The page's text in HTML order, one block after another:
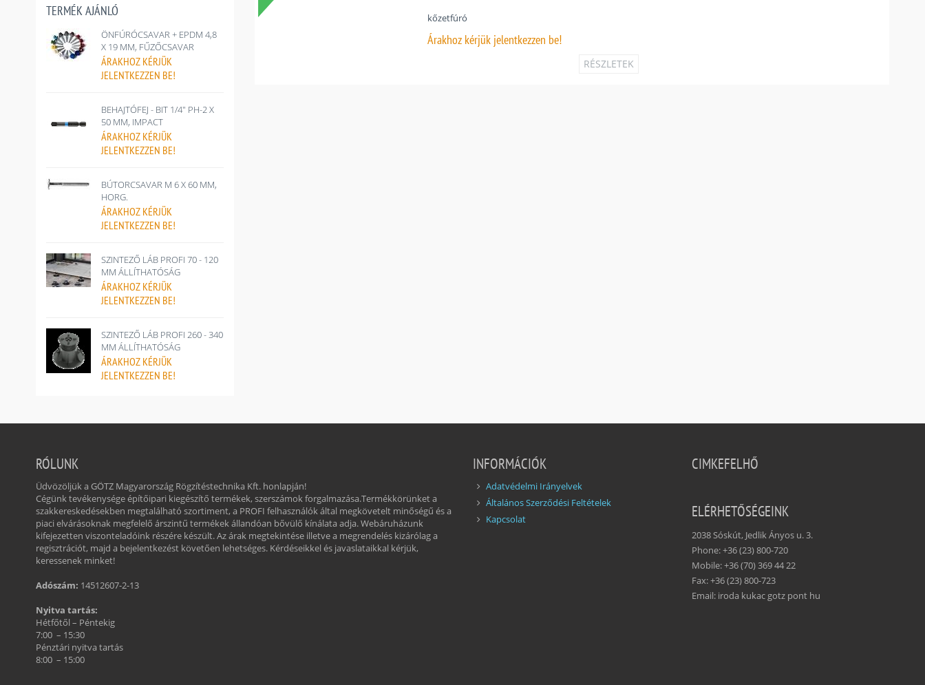
TERMÉK AJÁNLÓ
ÖNFÚRÓCSAVAR + EPDM 4,8
X 19 MM, FŰZŐCSAVAR
ÁRAKHOZ KÉRJÜK
JELENTKEZZEN BE!
BEHAJTÓFEJ - BIT 1/4" PH-2 X
50 MM, IMPACT
ÁRAKHOZ KÉRJÜK
JELENTKEZZEN BE!
BÚTORCSAVAR M 6 X 60 MM,
HORG.
ÁRAKHOZ KÉRJÜK
JELENTKEZZEN BE!
SZINTEZŐ LÁB PROFI 70 - 120
MM ÁLLÍTHATÓSÁG
ÁRAKHOZ KÉRJÜK
JELENTKEZZEN BE!
SZINTEZŐ LÁB PROFI 260 - 340
MM ÁLLÍTHATÓSÁG
ÁRAKHOZ KÉRJÜK
JELENTKEZZEN BE!
kőzetfúró
Árakhoz kérjük jelentkezzen be!
RÉSZLETEK
RÓLUNK
Üdvözöljük a GÖTZ Magyarország Rögzítéstechnika Kft. honlapján!
Cégünk tevékenysége építőipari kiegészítő termékek, szerszámok forgalmazása.Termékkörünket a
szakkereskedésekben megtalálható szortiment, a PROFI felhasználók által megkövetelt minőségű és a
piaci elvárásoknak megfelelő árszintű termékek állandóan bővülő kínálata adja. Webáruházunk
kifejezetten viszonteladóink részére készült. Az árak megtekintése illetve a megrendelés kizárólag a
regisztrációt, majd a bejelentkezést követően lehetséges. Kérdéseikkel és javaslataikkal kérjük,
keressenek minket!
Adószám: 14512607-2-13
Nyitva tartás:
Hétfőtől – Péntekig
7:00 – 15:30
Pénztári nyitva tartás
8:00 – 15:00
INFORMÁCIÓK
Adatvédelmi Irányelvek
Általános Szerződési Feltételek
Kapcsolat
CIMKEFELHŐ
ELÉRHETŐSÉGEINK
2038 Sóskút, Jedlik Ányos u. 3.
Phone: +36 (23) 800-720
Mobile: +36 (70) 369 44 22
Fax: +36 (23) 800-723
Email: iroda kukac gotz pont hu